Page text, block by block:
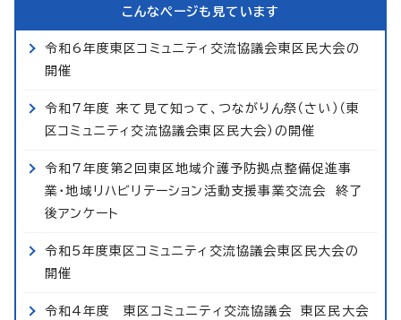
こんなページも見ています
令和6年度東区コミュニティ交流協議会東区民大会の
開催
令和7年度 来て見て知って、つながりん祭（さい）（東
区コミュニティ交流協議会東区民大会）の開催
令和7年度第2回東区地域介護予防拠点整備促進事
業・地域リハビリテーション活動支援事業交流会 終了
後アンケート
令和5年度東区コミュニティ交流協議会東区民大会の
開催
令和4年度 東区コミュニティ交流協議会 東区民大会